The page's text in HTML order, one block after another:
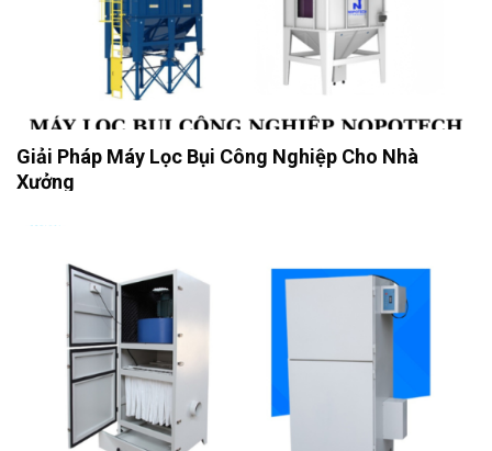
Giải Pháp Máy Lọc Bụi Công Nghiệp Cho Nhà
Xưởng